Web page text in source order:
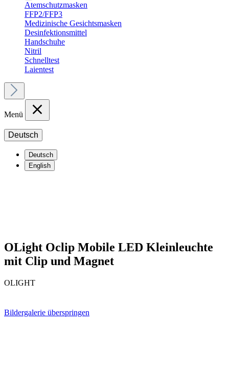
Atemschutzmasken
FFP2/FFP3
Medizinische Gesichtsmasken
Desinfektionsmittel
Handschuhe
Nitril
Schnelltest
Laientest
Menü
Deutsch
Deutsch
English
OLight Oclip Mobile LED Kleinleuchte
mit Clip und Magnet
OLIGHT
Bildergalerie überspringen